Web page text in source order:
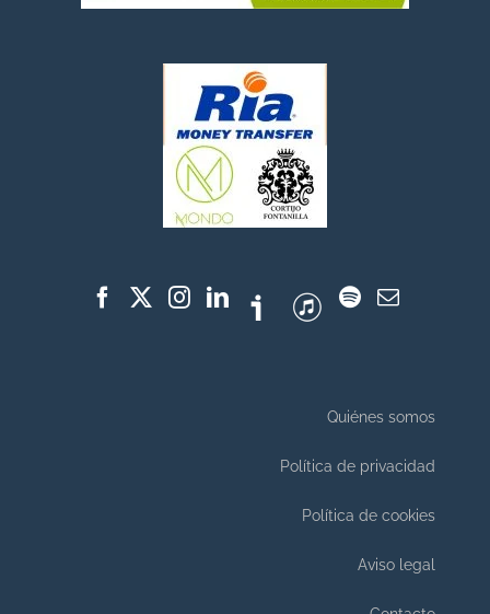
Quiénes somos
Política de privacidad
Política de cookies
Aviso legal